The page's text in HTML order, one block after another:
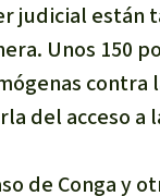
Bioenergía
Agua
Contacto
judicial están
Unos 150
contra
del acceso a
de Conga y